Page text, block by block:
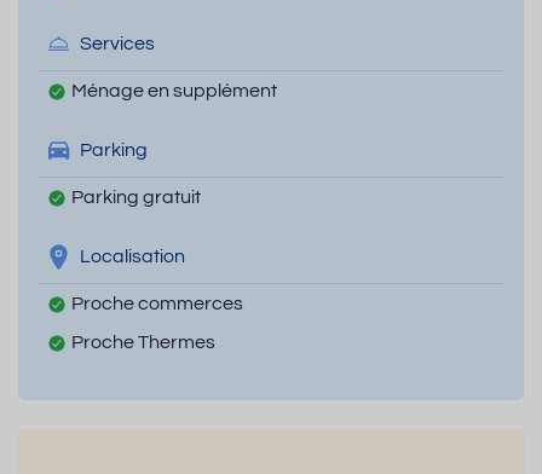
Services
Ménage en supplément
Parking
Parking gratuit
Localisation
Proche commerces
Proche Thermes